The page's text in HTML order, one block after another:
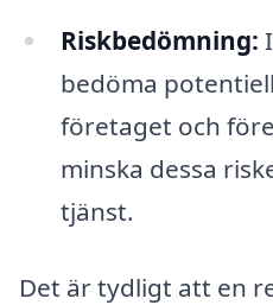
Riskbedömning:
bedöma
företaget och
minska dessa
tjänst.
Det är tydligt att en